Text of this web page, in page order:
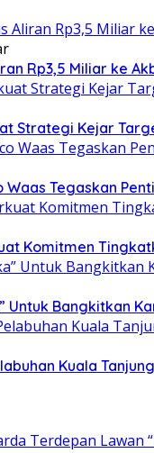
Rp3,5 Miliar ke
Strategi Kejar
Tegaskan
Komitmen
Untuk Bangkitkan
Kuala